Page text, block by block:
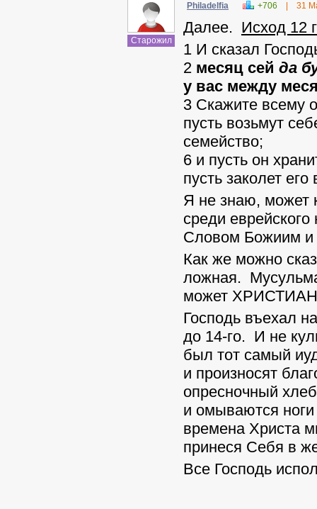
Старожил
Philadelfia +706 31
Далее. Исход 12
1 И сказал
2 месяц сей да
у вас между
3 Скажите всему
пусть возьмут
семейство;
6 и пусть он
пусть заколет
Я не знаю, может
среди
Словом Божиим и
Как же можно
ложная.
может
Господь въехал
до 14-го. И не
был тот самый
и произносят
опресночный
и омываются
времена Христа
принеся Себя в
Все Господь